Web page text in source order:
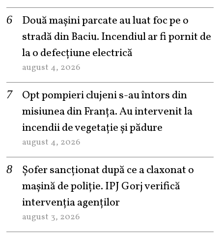
Două mașini parcate au luat foc pe o
stradă din Baciu. Incendiul ar fi pornit de
la o defecțiune electrică
august 4, 2026
Opt pompieri clujeni s-au întors din
misiunea din Franța. Au intervenit la
incendii de vegetație și pădure
august 4, 2026
Șofer sancționat după ce a claxonat o
mașină de poliție. IPJ Gorj verifică
intervenția agenților
august 3, 2026